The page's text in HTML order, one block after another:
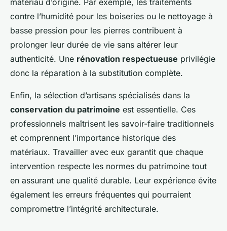
matériau d’origine. Par exemple, les traitements
contre l’humidité pour les boiseries ou le nettoyage à
basse pression pour les pierres contribuent à
prolonger leur durée de vie sans altérer leur
authenticité. Une rénovation respectueuse privilégie
donc la réparation à la substitution complète.
Enfin, la sélection d’artisans spécialisés dans la
conservation du patrimoine est essentielle. Ces
professionnels maîtrisent les savoir-faire traditionnels
et comprennent l’importance historique des
matériaux. Travailler avec eux garantit que chaque
intervention respecte les normes du patrimoine tout
en assurant une qualité durable. Leur expérience évite
également les erreurs fréquentes qui pourraient
compromettre l’intégrité architecturale.